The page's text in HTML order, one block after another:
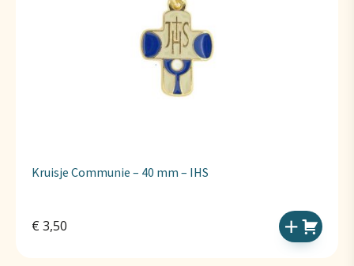
Kruisje Communie – 40 mm – IHS
€ 3,50